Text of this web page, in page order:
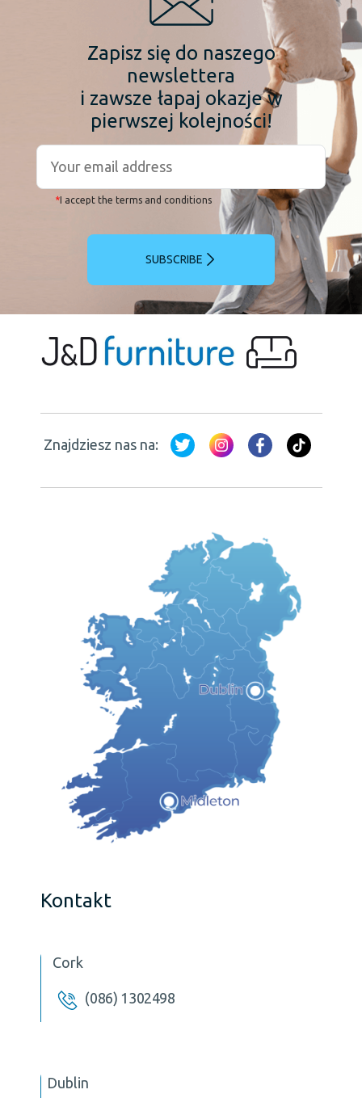
Zapisz się do naszego
newslettera
i zawsze łapaj okazje w
pierwszej kolejności!
* I accept the terms and conditions
SUBSCRIBE
Znajdziesz nas na:
Kontakt
Cork
(086) 1302498
Dublin